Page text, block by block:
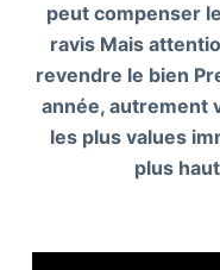
peut compenser
ravis Mais
revendre le bien
année, autrement
les plus values
plus